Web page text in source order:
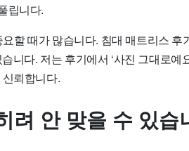
립니다.
할 때가 많습니다. 침대 매트리스 후
니다. 저는 후기에서 ‘사진 그대로예
신뢰합니다.
려 안 맞을 수 있습